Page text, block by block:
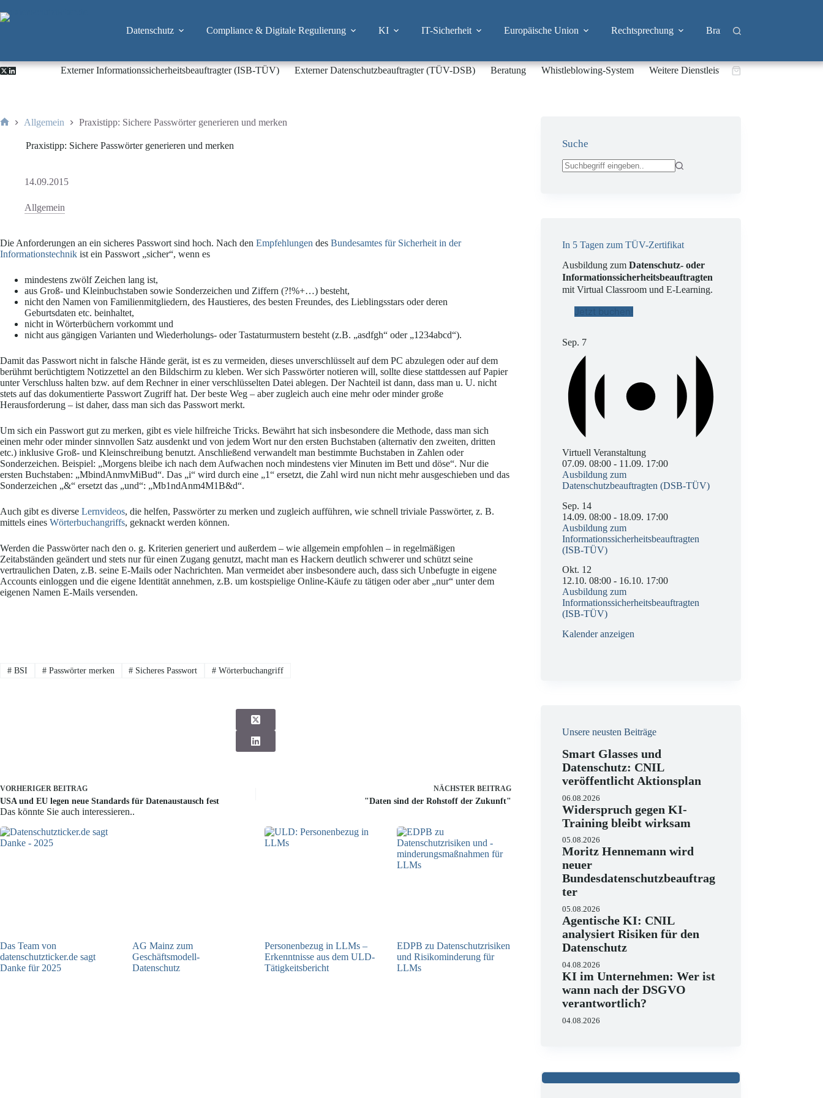
Inhalt
Datenschutz Compliance & Digitale Regulierung KI IT-Sicherheit Europäische Union Rechtsprechung Branchen
Externer Informationssicherheitsbeauftragter (ISB-TÜV) Externer Datenschutzbeauftragter (TÜV-DSB) Beratung Whistleblowing-System Weitere DienstleistungenWarenkorb
Allgemein Praxistipp: Sichere Passwörter generieren und merken
Praxistipp: Sichere Passwörter generieren und merken
14.09.2015
Allgemein
Die Anforderungen an ein sicheres Passwort sind hoch. Nach den Empfehlungen des Bundesamtes für Sicherheit in der
Informationstechnik ist ein Passwort „sicher“, wenn es
mindestens zwölf Zeichen lang ist,
aus Groß- und Kleinbuchstaben sowie Sonderzeichen und Ziffern (?!%+…) besteht,
nicht den Namen von Familienmitgliedern, des Haustieres, des besten Freundes, des Lieblingsstars oder deren
Geburtsdaten etc. beinhaltet,
nicht in Wörterbüchern vorkommt und
nicht aus gängigen Varianten und Wiederholungs- oder Tastaturmustern besteht (z.B. „asdfgh“ oder „1234abcd“).
Damit das Passwort nicht in falsche Hände gerät, ist es zu vermeiden, dieses unverschlüsselt auf dem PC abzulegen oder auf dem
berühmt berüchtigtem Notizzettel an den Bildschirm zu kleben. Wer sich Passwörter notieren will, sollte diese stattdessen auf Papier
unter Verschluss halten bzw. auf dem Rechner in einer verschlüsselten Datei ablegen. Der Nachteil ist dann, dass man u. U. nicht
stets auf das dokumentierte Passwort Zugriff hat. Der beste Weg – aber zugleich auch eine mehr oder minder große
Herausforderung – ist daher, dass man sich das Passwort merkt.
Um sich ein Passwort gut zu merken, gibt es viele hilfreiche Tricks. Bewährt hat sich insbesondere die Methode, dass man sich
einen mehr oder minder sinnvollen Satz ausdenkt und von jedem Wort nur den ersten Buchstaben (alternativ den zweiten, dritten
etc.) inklusive Groß- und Kleinschreibung benutzt. Anschließend verwandelt man bestimmte Buchstaben in Zahlen oder
Sonderzeichen. Beispiel: „Morgens bleibe ich nach dem Aufwachen noch mindestens vier Minuten im Bett und döse“. Nur die
ersten Buchstaben: „MbindAnmvMiBud“. Das „i“ wird durch eine „1“ ersetzt, die Zahl wird nun nicht mehr ausgeschieben und das
Sonderzeichen „&“ ersetzt das „und“: „Mb1ndAnm4M1B&d“.
Auch gibt es diverse Lernvideos, die helfen, Passwörter zu merken und zugleich aufführen, wie schnell triviale Passwörter, z. B.
mittels eines Wörterbuchangriffs, geknackt werden können.
Werden die Passwörter nach den o. g. Kriterien generiert und außerdem – wie allgemein empfohlen – in regelmäßigen
Zeitabständen geändert und stets nur für einen Zugang genutzt, macht man es Hackern deutlich schwerer und schützt seine
vertraulichen Daten, z.B. seine E-Mails oder Nachrichten. Man vermeidet aber insbesondere auch, dass sich Unbefugte in eigene
Accounts einloggen und die eigene Identität annehmen, z.B. um kostspielige Online-Käufe zu tätigen oder aber „nur“ unter dem
eigenen Namen E-Mails versenden.
#BSI #Passwörter merken # Sicheres Passwort # Wörterbuchangriff
VORHERIGER BEITRAG
USA und EU legen neue Standards für Datenaustausch fest
NÄCHSTER BEITRAG
"Daten sind der Rohstoff der Zukunft"
Das könnte Sie auch interessieren..
Das Team von
datenschutzticker.de sagt
Danke für 2025
AG Mainz zum
Geschäftsmodell-
Datenschutz
Personenbezug in LLMs –
Erkenntnisse aus dem ULD-
Tätigkeitsbericht
EDPB zu Datenschutzrisiken
und Risikominderung für
LLMs
Suche
In 5 Tagen zum TÜV-Zertifikat
Ausbildung zumDatenschutz- oder
Informationssicherheitsbeauftragten
mit Virtual Classroom und E-Learning.
Jetzt buchen!
Sep. 7
Virtuell Veranstaltung
07.09. 08:00 - 11.09. 17:00
Ausbildung zum
Datenschutzbeauftragten (DSB-TÜV)
Sep. 14
14.09. 08:00 - 18.09. 17:00
Ausbildung zum
Informationssicherheitsbeauftragten
(ISB-TÜV)
Okt. 12
12.10. 08:00 - 16.10. 17:00
Ausbildung zum
Informationssicherheitsbeauftragten
(ISB-TÜV)
Kalender anzeigen
Unsere neusten Beiträge
Smart Glasses und
Datenschutz: CNIL
veröffentlicht Aktionsplan
06.08.2026
Widerspruch gegen KI-
Training bleibt wirksam
05.08.2026
Moritz Hennemann wird
neuer
Bundesdatenschutzbeauftrag
ter
05.08.2026
Agentische KI: CNIL
analysiert Risiken für den
Datenschutz
04.08.2026
KI im Unternehmen: Wer ist
wann nach der DSGVO
verantwortlich?
04.08.2026